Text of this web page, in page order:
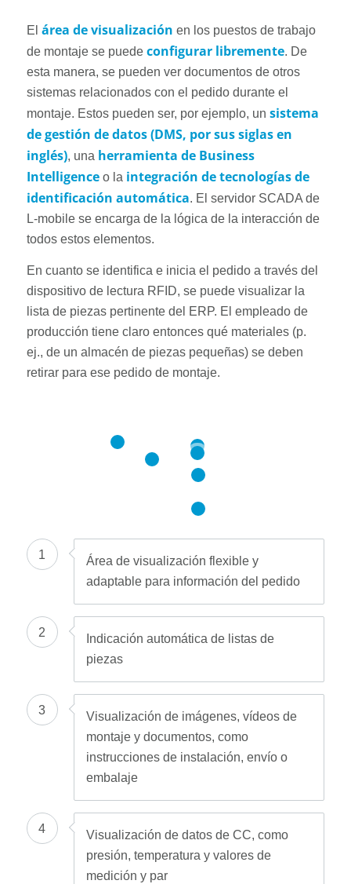
El área de visualización en los puestos de trabajo
de montaje se puede configurar libremente. De
esta manera, se pueden ver documentos de otros
sistemas relacionados con el pedido durante el
montaje. Estos pueden ser, por ejemplo, un sistema
de gestión de datos (DMS, por sus siglas en
inglés), una herramienta de Business
Intelligenceo la integración de tecnologías de
identificación automática. El servidor SCADA de
L-mobile se encarga de la lógica de la interacción de
todos estos elementos.
En cuanto se identifica e inicia el pedido a través del
dispositivo de lectura RFID, se puede visualizar la
lista de piezas pertinente del ERP. El empleado de
producción tiene claro entonces qué materiales (p.
ej., de un almacén de piezas pequeñas) se deben
retirar para ese pedido de montaje.
1
1
Área de visualización flexible y
adaptable para información del pedido
2
Indicación automática de listas de
piezas
3
Visualización de imágenes, vídeos de
montaje y documentos, como
instrucciones de instalación, envío o
embalaje
4
Visualización de datos de CC, como
presión, temperatura y valores de
medición y par